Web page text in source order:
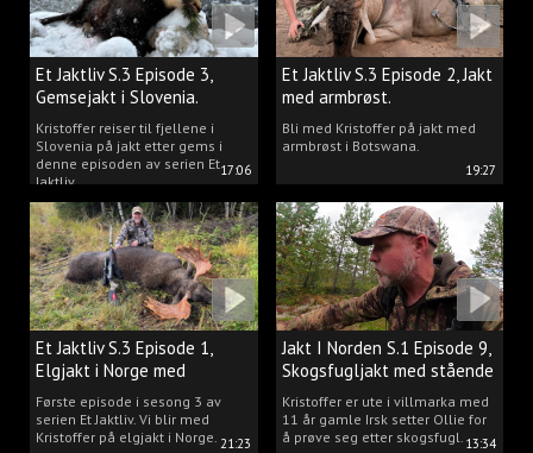
17:06
Et Jaktliv S.3 Episode 3,
Gemsejakt i Slovenia.
Kristoffer reiser til fjellene i
Slovenia på jakt etter gems i
denne episoden av serien Et
Jaktliv.
19:27
Et Jaktliv S.3 Episode 2, Jakt
med armbrøst.
Bli med Kristoffer på jakt med
armbrøst i Botswana.
21:23
Et Jaktliv S.3 Episode 1,
Elgjakt i Norge med
Kristoffer Clausen
Første episode i sesong 3 av
serien Et Jaktliv. Vi blir med
Kristoffer på elgjakt i Norge.
13:34
Jakt I Norden S.1 Episode 9,
Skogsfugljakt med stående
hund.
Kristoffer er ute i villmarka med
11 år gamle Irsk setter Ollie for
å prøve seg etter skogsfugl.